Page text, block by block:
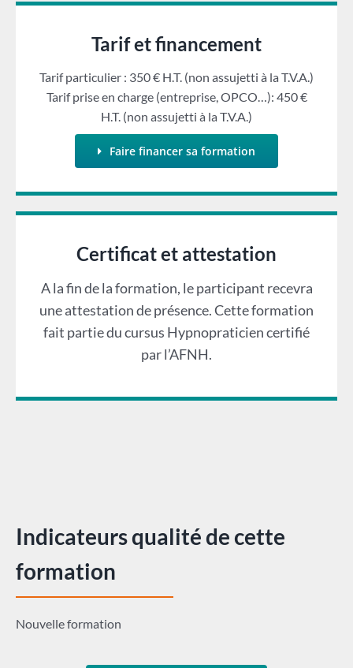
Tarif et financement
Tarif particulier : 350 € H.T. (non assujetti à la T.V.A.)
Tarif prise en charge (entreprise, OPCO…): 450 €
H.T. (non assujetti à la T.V.A.)
Faire financer sa formation
Certificat et attestation
A la fin de la formation, le participant recevra
une attestation de présence. Cette formation
fait partie du cursus Hypnopraticien certifié
par l’AFNH.
Indicateurs qualité de cette
formation
Nouvelle formation